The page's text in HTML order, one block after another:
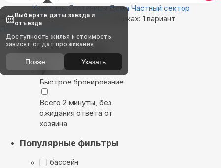
Квартиры Гостиницы Дома Частный сектор
Найдём, где остановиться в Родниках: 1 вариант
Показать на карте
Выбирайте лучшее
Быстрое бронирование
Всего 2 минуты, без
ожидания ответа от
хозяина
Популярные фильтры
бассейн
Выберите даты заезда и
отъезда
Доступность жилья и стоимость
зависят от дат проживания
Позже Указать